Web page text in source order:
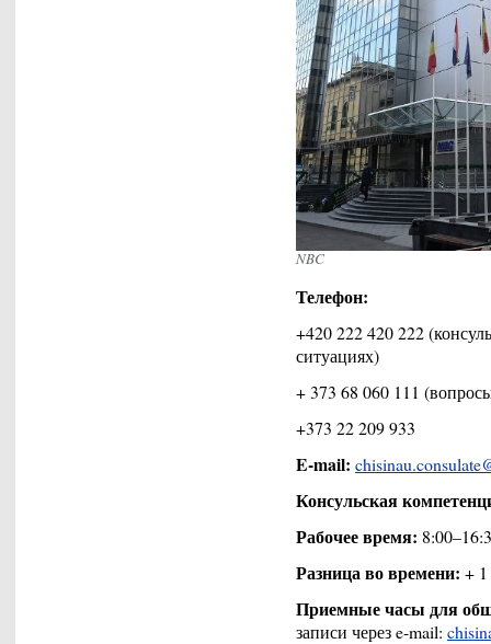
NBC
Телефон:
+420 222 420 222
ситуациях)
+ 373 68 060 111
+373 22 209 933
E-mail:
Консульская
Рабочее время:
Разница во времени: + 1
Приемные часы для
записи через e-mail: